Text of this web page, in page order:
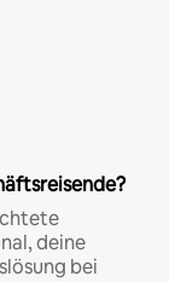
deine
bei